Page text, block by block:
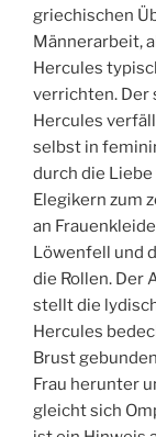
griechischen
Männerarbeit,
Hercules
verrichten. Der
Hercules
selbst in
durch die
Elegikern zum
an
Löwenfell und
die Rollen. Der
stellt die
Hercules
Brust
Frau herunter
gleicht sich